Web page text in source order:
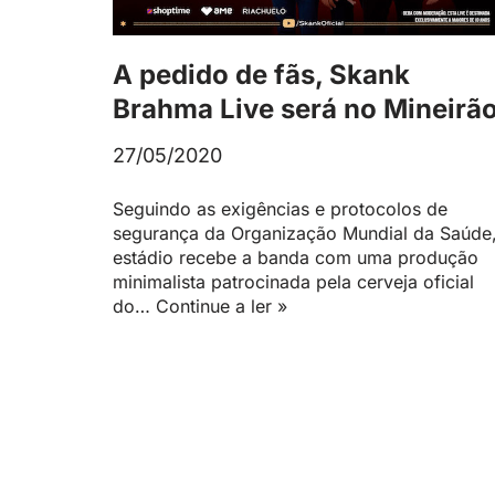
A pedido de fãs, Skank
Brahma Live será no
27/05/2020
Seguindo as exigências e protocolos de
segurança da Organização Mundial da
estádio recebe a banda com uma produção
minimalista patrocinada pela cerveja oficial
do… Continue a ler »